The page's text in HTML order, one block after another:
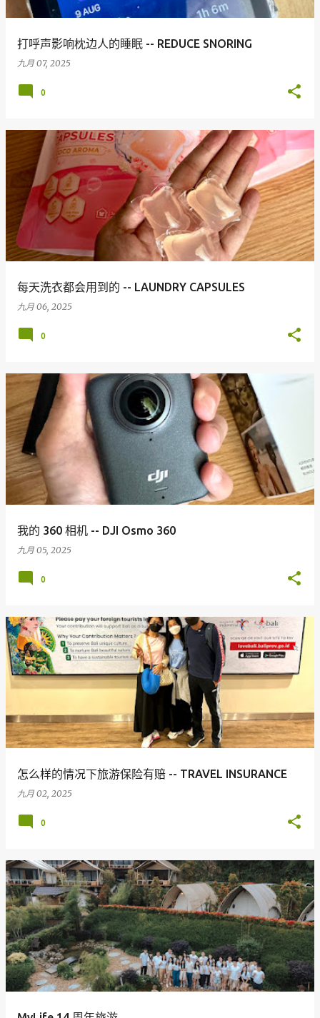
打呼声影响枕边人的睡眠 -- REDUCE SNORING
九月 07, 2025
0
每天洗衣都会用到的 -- LAUNDRY CAPSULES
九月 06, 2025
0
我的 360 相机 -- DJI Osmo 360
九月 05, 2025
0
怎么样的情况下旅游保险有赔 -- TRAVEL INSURANCE
九月 02, 2025
0